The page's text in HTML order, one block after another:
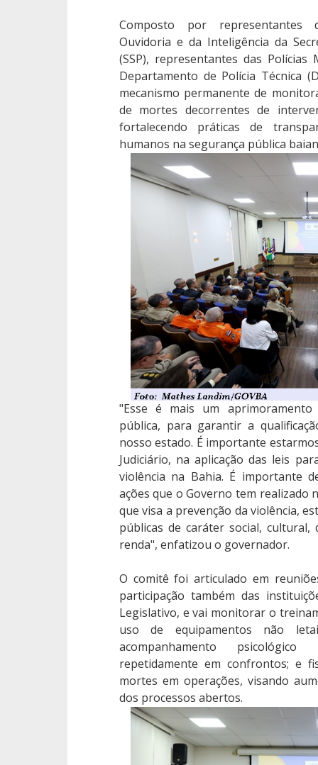
Composto por representantes
Ouvidoria e da Inteligência da
(SSP), representantes das
Departamento de Polícia Técnica
mecanismo permanente de
de mortes decorrentes de
fortalecendo práticas de
humanos na segurança pública
"Esse é mais um
pública, para garantir a
nosso estado. É importante
Judiciário, na aplicação das leis
violência na Bahia. É importante
ações que o Governo tem realizado
que visa a prevenção da violência,
públicas de caráter social,
renda", enfatizou o governador.
O comitê foi articulado em
participação também das
Legislativo, e vai monitorar o
uso de equipamentos não
acompanhamento
repetidamente em confrontos; e
mortes em operações, visando
dos processos abertos.